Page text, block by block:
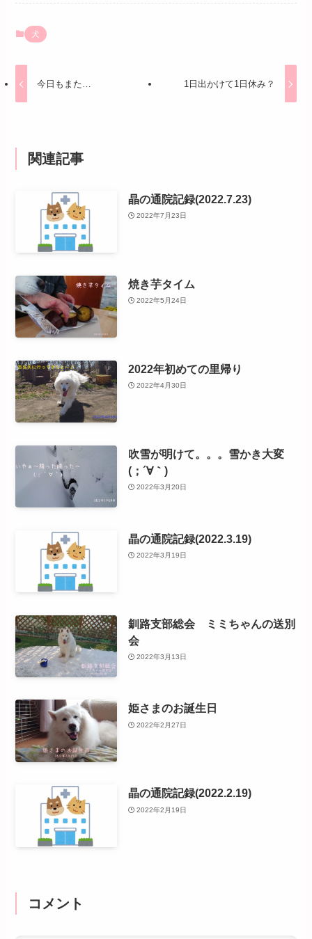
犬
今日もまた… 1日出かけて1日休み？
関連記事
晶の通院記録(2022.7.23)
2022年7月23日
焼き芋タイム
2022年5月24日
2022年初めての里帰り
2022年4月30日
吹雪が明けて。。。雪かき大変
(；´∀｀)
2022年3月20日
晶の通院記録(2022.3.19)
2022年3月19日
釧路支部総会 ミミちゃんの送別
会
2022年3月13日
姫さまのお誕生日
2022年2月27日
晶の通院記録(2022.2.19)
2022年2月19日
コメント